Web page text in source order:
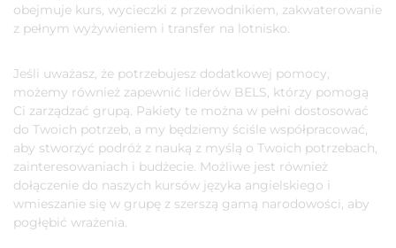
obejmuje kurs, wycieczki z przewodnikiem, zakwaterowanie
z pełnym wyżywieniem i transfer na lotnisko.
Jeśli uważasz, że potrzebujesz dodatkowej pomocy,
możemy również zapewnić liderów BELS, którzy pomogą
Ci zarządzać grupą. Pakiety te można w pełni dostosować
do Twoich potrzeb, a my będziemy ściśle współpracować,
aby stworzyć podróż z nauką z myślą o Twoich potrzebach,
zainteresowaniach i budżecie. Możliwe jest również
dołączenie do naszych kursów języka angielskiego i
wmieszanie się w grupę z szerszą gamą narodowości, aby
pogłębić wrażenia.